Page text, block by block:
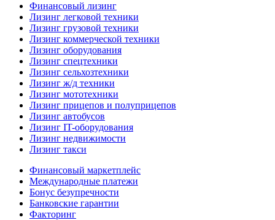
Финансовый лизинг
Лизинг легковой техники
Лизинг грузовой техники
Лизинг коммерческой техники
Лизинг оборудования
Лизинг спецтехники
Лизинг сельхозтехники
Лизинг ж/д техники
Лизинг мототехники
Лизинг прицепов и полуприцепов
Лизинг автобусов
Лизинг IT-оборудования
Лизинг недвижимости
Лизинг такси
Финансовый маркетплейс
Международные платежи
Бонус безупречности
Банковские гарантии
Факторинг